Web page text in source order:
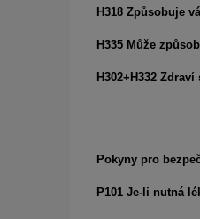
H318 Způsobuje
H335 Může
H302+H332
Pokyny pro
P101 Je-li nutná